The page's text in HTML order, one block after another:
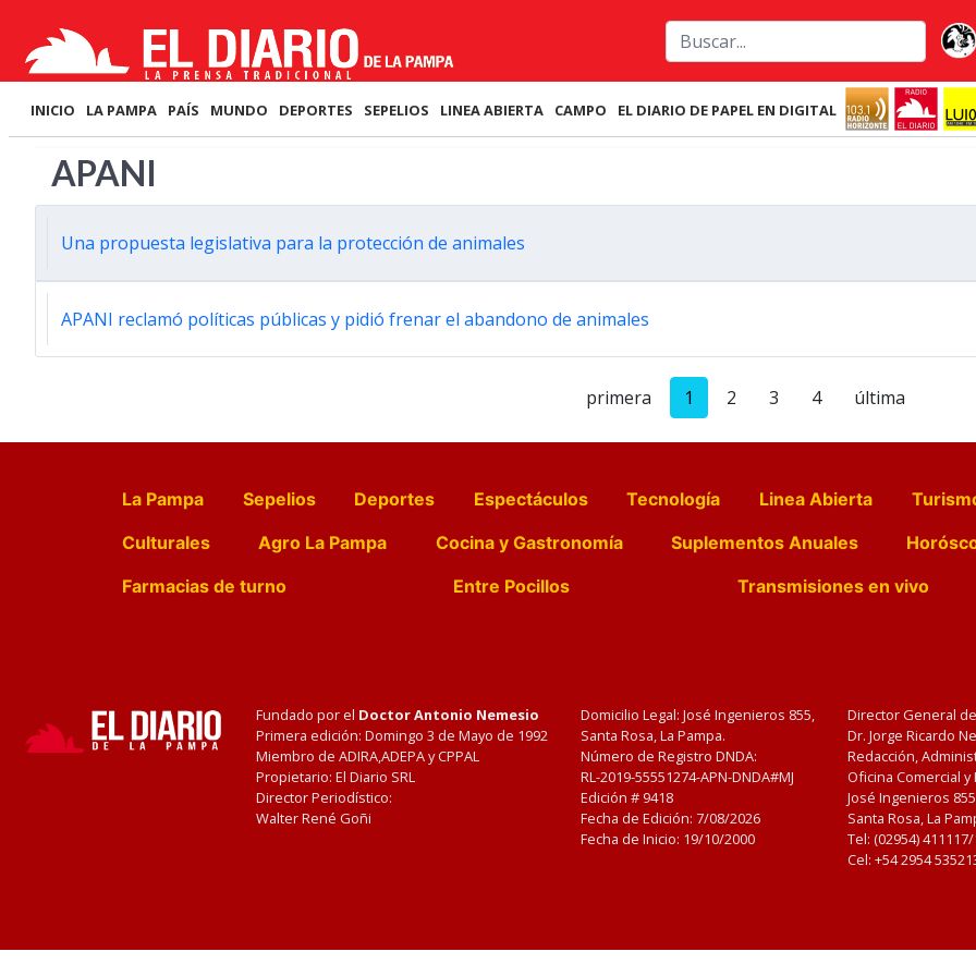
INICIO LA PAMPA PAÍS MUNDO DEPORTES SEPELIOS LINEA ABIERTA CAMPO EL DIARIO DE PAPEL EN DIGITAL
APANI
Una propuesta legislativa para la protección de animales
APANI reclamó políticas públicas y pidió frenar el abandono de animales
primera 1 2 3 4 última
La Pampa Sepelios Deportes Espectáculos Tecnología Linea Abierta
Culturales
Agro La Pampa Cocina y Gastronomía Suplementos Anuales
Farmacias de turno
Entre Pocillos Transmisiones en vivo
Fundado por el Doctor Antonio Nemesio
Primera edición: Domingo 3 de Mayo de 1992
Miembro de ADIRA,ADEPA y CPPAL
Propietario: El Diario SRL
Director Periodístico:
Walter René Goñi
Domicilio Legal: José Ingenieros 855,
Santa Rosa, La Pampa.
Número de Registro DNDA:
RL-2019-55551274-APN-DNDA#MJ
Edición # 9418
Fecha de Edición: 7/08/2026
Fecha de Inicio: 19/10/2000
Director General
Dr. Jorge Ricardo
Redacción,
Oficina Comercial
José Ingenieros
Santa Rosa, La
Tel: (02954)
Cel: +54 2954